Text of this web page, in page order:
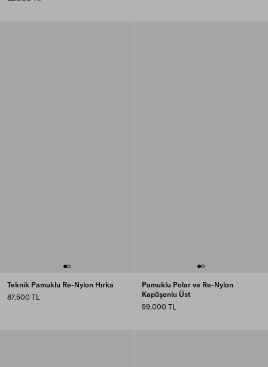
Teknik Pamuklu Re-Nylon Hırka
87.500 TL
Pamuklu Polar ve Re-Nylon
Kapüşonlu Üst
99.000 TL